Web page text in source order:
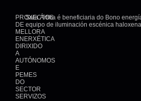
PROXECTOS
DE
MELLORA
ENERXÉTICA
DIRIXIDO
A
AUTÓNOMOS
E
PEMES
DO
SECTOR
SERVIZOS
Sala Ártika é beneficiaria do Bono
equipo de iluminación escénica